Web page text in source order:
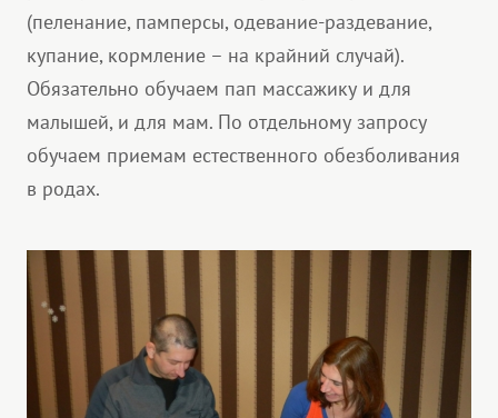
(пеленание, памперсы, одевание-раздевание,
купание, кормление – на крайний случай).
Обязательно обучаем пап массажику и для
малышей, и для мам. По отдельному запросу
обучаем приемам естественного обезболивания
в родах.